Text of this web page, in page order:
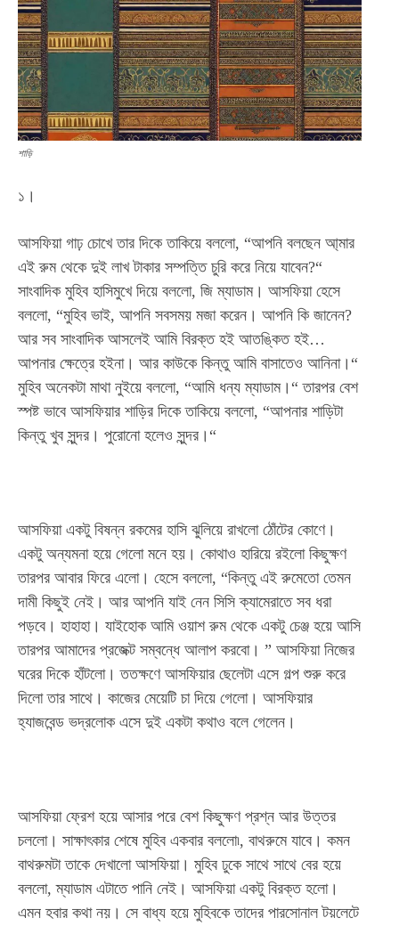
শাড়ি
১।
আসফিয়া গাঢ় চোখে তার দিকে তাকিয়ে বললো, “আপনি বলছেন আ্মার
এই রুম থেকে দুই লাখ টাকার সম্পত্তি চুরি করে নিয়ে যাবেন?“
সাংবাদিক মুহিব হাসিমুখে দিয়ে বললো, জি ম্যাডাম। আসফিয়া হেসে
বললো, “মুহিব ভাই, আপনি সবসময় মজা করেন। আপনি কি জানেন?
আর সব সাংবাদিক আসলেই আমি বিরক্ত হই আতঙ্কিত হই…
আপনার ক্ষেত্রে হইনা। আর কাউকে কিন্তু আমি বাসাতেও আনিনা।“
মুহিব অনেকটা মাথা নুইয়ে বললো, “আমি ধন্য ম্যাডাম।“ তারপর বেশ
স্পষ্ট ভাবে আসফিয়ার শাড়ির দিকে তাকিয়ে বললো, “আপনার শাড়িটা
কিন্তু খুব সুন্দর। পুরোনো হলেও সুন্দর।“
আসফিয়া একটু বিষন্ন রকমের হাসি ঝুলিয়ে রাখলো ঠোঁটের কোণে।
একটু অন্যমনা হয়ে গেলো মনে হয়। কোথাও হারিয়ে রইলো কিছুক্ষণ
তারপর আবার ফিরে এলো। হেসে বললো, “কিন্তু এই রুমেতো তেমন
দামী কিছুই নেই। আর আপনি যাই নেন সিসি ক্যামেরাতে সব ধরা
পড়বে। হাহাহা। যাইহোক আমি ওয়াশ রুম থেকে একটু চেঞ্জ হয়ে আসি
তারপর আমাদের প্রজেক্ট সম্বন্ধে আলাপ করবো। ” আসফিয়া নিজের
ঘরের দিকে হাঁটলো। ততক্ষণে আসফিয়ার ছেলেটা এসে গল্প শুরু করে
দিলো তার সাথে। কাজের মেয়েটি চা দিয়ে গেলো। আসফিয়ার
হ্যাজবেন্ড ভদ্রলোক এসে দুই একটা কথাও বলে গেলেন।
আসফিয়া ফ্রেশ হয়ে আসার পরে বেশ কিছুক্ষণ প্রশ্ন আর উত্তর
চললো। সাক্ষাৎকার শেষে মুহিব একবার বললো৷, বাথরুমে যাবে। কমন
বাথরুমটা তাকে দেখালো আসফিয়া। মুহিব ঢুকে সাথে সাথে বের হয়ে
বললো, ম্যাডাম এটাতে পানি নেই। আসফিয়া একটু বিরক্ত হলো।
এমন হবার কথা নয়। সে বাধ্য হয়ে মুহিবকে তাদের পারসোনাল টয়লেটে